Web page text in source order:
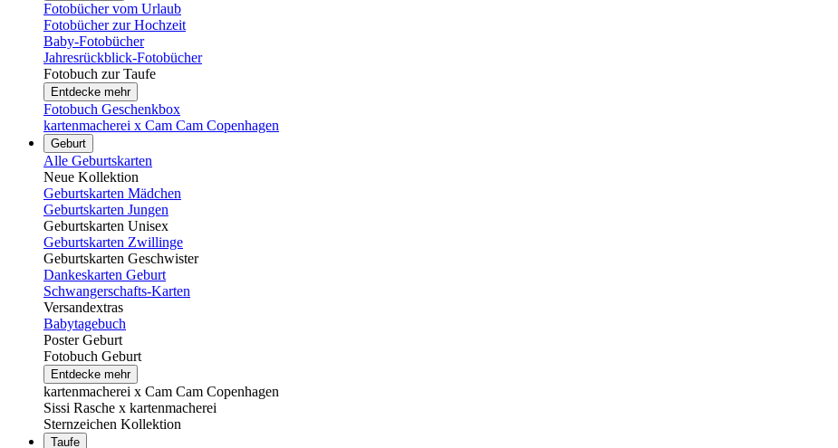
Fotobücher vom Urlaub
Fotobücher zur Hochzeit
Baby-Fotobücher
Jahresrückblick-Fotobücher
Fotobuch zur Taufe
Entdecke mehr
Fotobuch Geschenkbox
kartenmacherei x Cam Cam Copenhagen
Geburt
Alle Geburtskarten
Neue Kollektion
Geburtskarten Mädchen
Geburtskarten Jungen
Geburtskarten Unisex
Geburtskarten Zwillinge
Geburtskarten Geschwister
Dankeskarten Geburt
Schwangerschafts-Karten
Versandextras
Babytagebuch
Poster Geburt
Fotobuch Geburt
Entdecke mehr
kartenmacherei x Cam Cam Copenhagen
Sissi Rasche x kartenmacherei
Sternzeichen Kollektion
Taufe